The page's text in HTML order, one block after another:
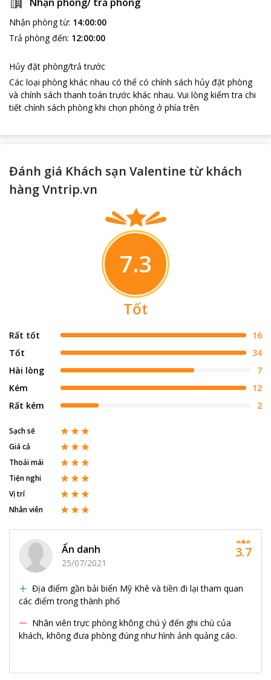
Nhận phòng từ: 14:00:00
Trả phòng đến: 12:00:00
Hủy đặt phòng/trả trước
Các loại phòng khác nhau có thể có chính sách hủy đặt phòng
và chính sách thanh toán trước khác nhau. Vui lòng kiểm tra chi
tiết chính sách phòng khi chọn phòng ở phía trên
Đánh giá Khách sạn Valentine từ khách
hàng Vntrip.vn
7.3
Tốt
Rất tốt
16
Tốt
34
Hài lòng
7
Kém
12
Rất kém
2
Sạch sẽ
Giá cả
Thoải mái
Tiện nghi
Vị trí
Nhân viên
Ẩn danh
25/07/2021
Địa điểm gần bải biển Mỹ Khê và tiền đi lại tham quan
các điểm trong thành phố
Nhân viên trực phòng không chú ý đến ghi chú của
khách, không đưa phòng đúng như hình ảnh quảng cáo.
3.7